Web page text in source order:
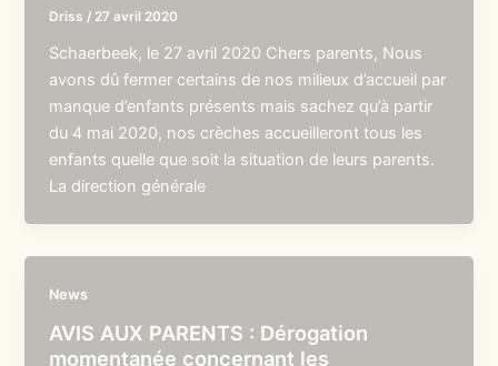
Driss / 27 avril 2020
Schaerbeek, le 27 avril 2020 Chers parents, Nous
avons dû fermer certains de nos milieux d’accueil par
manque d’enfants présents mais sachez qu’à partir
du 4 mai 2020, nos crèches accueilleront tous les
enfants quelle que soit la situation de leurs parents.
La direction générale
News
AVIS AUX PARENTS : Dérogation
momentanée concernant les